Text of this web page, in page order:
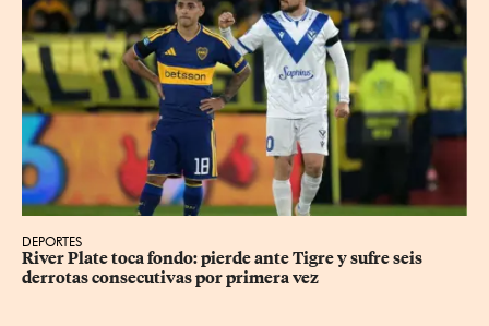
DEPORTES
River Plate toca fondo: pierde ante Tigre y sufre seis
derrotas consecutivas por primera vez